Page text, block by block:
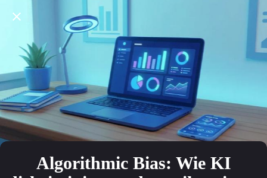
Algorithmic Bias: Wie KI